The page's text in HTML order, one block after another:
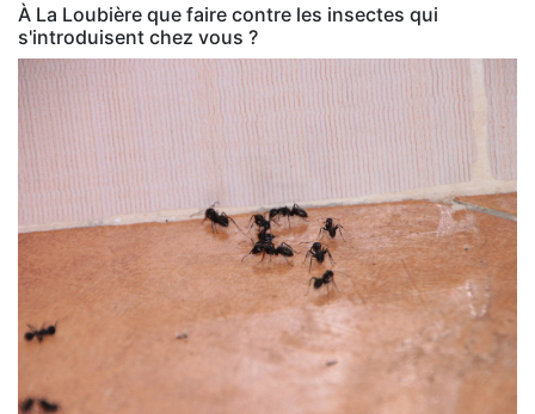
À La Loubière que faire contre les insectes qui
s'introduisent chez vous ?